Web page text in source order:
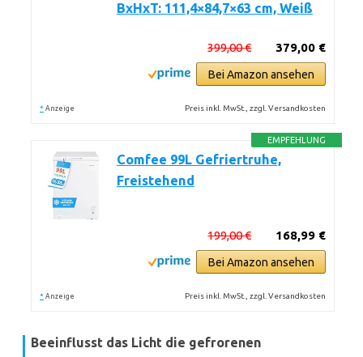
BxHxT: 111,4×84,7×63 cm, Weiß
379,00 €
399,00 €
Bei Amazon ansehen
* Anzeige Preis inkl. MwSt., zzgl. Versandkosten
EMPFEHLUNG
Comfee 99L Gefriertruhe,
Freistehend
168,99 €
199,00 €
Bei Amazon ansehen
* Anzeige Preis inkl. MwSt., zzgl. Versandkosten
Beeinflusst das Licht die gefrorenen